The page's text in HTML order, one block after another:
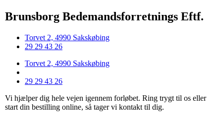
Brunsborg Bedemandsforretnings Eftf.
Torvet 2, 4990 Sakskøbing
29 29 43 26
Torvet 2, 4990 Sakskøbing
29 29 43 26
Vi hjælper dig hele vejen igennem forløbet. Ring trygt til os eller
start din bestilling online, så tager vi kontakt til dig.